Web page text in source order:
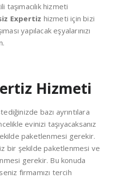
hizmeti
Expertiz hizmeti için bizi
yapılacak eşyalarınızı
Hizmeti
bazı ayrıntılara
evinizi taşıyacaksanız
paketlenmesi gerekir.
bir şekilde paketlenmesi ve
gerekir. Bu konuda
firmamızı tercih